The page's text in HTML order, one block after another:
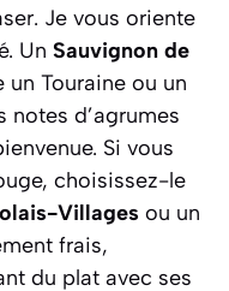
Je vous oriente
Un Sauvignon de
un Touraine ou un
notes d’agrumes
Si vous
choisissez-le
Villages ou un
frais,
du plat avec ses